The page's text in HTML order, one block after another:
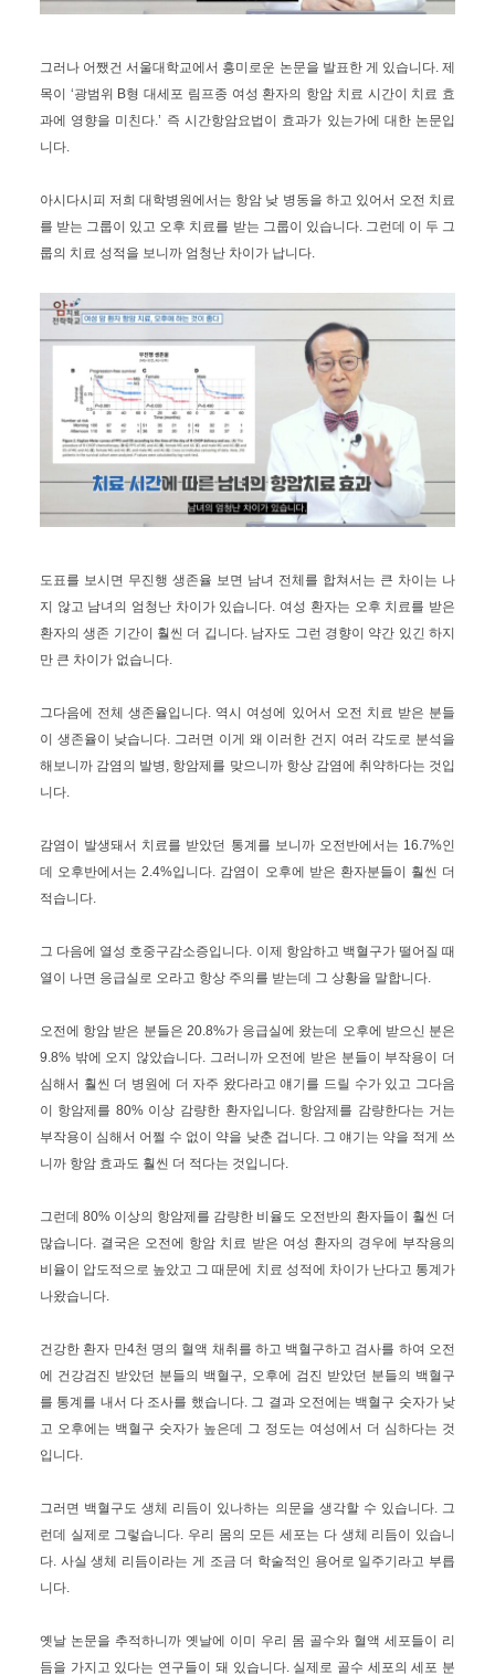
그러나 어쨌건 서울대학교에서 흥미로운 논문을 발표한 게 있습니다. 제
목이 ‘광범위 B형 대세포 림프종 여성 환자의 항암 치료 시간이 치료 효
과에 영향을 미친다.’ 즉 시간항암요법이 효과가 있는가에 대한 논문입
니다.
아시다시피 저희 대학병원에서는 항암 낮 병동을 하고 있어서 오전 치료
를 받는 그룹이 있고 오후 치료를 받는 그룹이 있습니다. 그런데 이 두 그
룹의 치료 성적을 보니까 엄청난 차이가 납니다.
도표를 보시면 무진행 생존율 보면 남녀 전체를 합쳐서는 큰 차이는 나
지 않고 남녀의 엄청난 차이가 있습니다. 여성 환자는 오후 치료를 받은
환자의 생존 기간이 훨씬 더 깁니다. 남자도 그런 경향이 약간 있긴 하지
만 큰 차이가 없습니다.
그다음에 전체 생존율입니다. 역시 여성에 있어서 오전 치료 받은 분들
이 생존율이 낮습니다. 그러면 이게 왜 이러한 건지 여러 각도로 분석을
해보니까 감염의 발병, 항암제를 맞으니까 항상 감염에 취약하다는 것입
니다.
감염이 발생돼서 치료를 받았던 통계를 보니까 오전반에서는 16.7%인
데 오후반에서는 2.4%입니다. 감염이 오후에 받은 환자분들이 훨씬 더
적습니다.
그 다음에 열성 호중구감소증입니다. 이제 항암하고 백혈구가 떨어질 때
열이 나면 응급실로 오라고 항상 주의를 받는데 그 상황을 말합니다.
오전에 항암 받은 분들은 20.8%가 응급실에 왔는데 오후에 받으신 분은
9.8% 밖에 오지 않았습니다. 그러니까 오전에 받은 분들이 부작용이 더
심해서 훨씬 더 병원에 더 자주 왔다라고 얘기를 드릴 수가 있고 그다음
이 항암제를 80% 이상 감량한 환자입니다. 항암제를 감량한다는 거는
부작용이 심해서 어쩔 수 없이 약을 낮춘 겁니다. 그 얘기는 약을 적게 쓰
니까 항암 효과도 훨씬 더 적다는 것입니다.
그런데 80% 이상의 항암제를 감량한 비율도 오전반의 환자들이 훨씬 더
많습니다. 결국은 오전에 항암 치료 받은 여성 환자의 경우에 부작용의
비율이 압도적으로 높았고 그 때문에 치료 성적에 차이가 난다고 통계가
나왔습니다.
건강한 환자 만4천 명의 혈액 채취를 하고 백혈구하고 검사를 하여 오전
에 건강검진 받았던 분들의 백혈구, 오후에 검진 받았던 분들의 백혈구
를 통계를 내서 다 조사를 했습니다. 그 결과 오전에는 백혈구 숫자가 낮
고 오후에는 백혈구 숫자가 높은데 그 정도는 여성에서 더 심하다는 것
입니다.
그러면 백혈구도 생체 리듬이 있나하는 의문을 생각할 수 있습니다. 그
런데 실제로 그렇습니다. 우리 몸의 모든 세포는 다 생체 리듬이 있습니
다. 사실 생체 리듬이라는 게 조금 더 학술적인 용어로 일주기라고 부릅
니다.
옛날 논문을 추적하니까 옛날에 이미 우리 몸 골수와 혈액 세포들이 리
듬을 가지고 있다는 연구들이 돼 있습니다. 실제로 골수 세포의 세포 분